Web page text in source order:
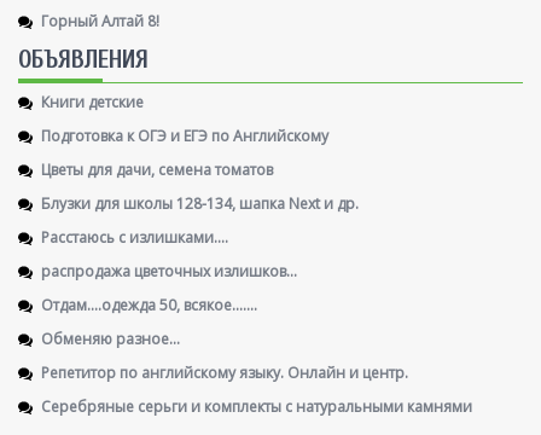
Горный Алтай 8!
ОБЪЯВЛЕНИЯ
Книги детские
Подготовка к ОГЭ и ЕГЭ по Английскому
Цветы для дачи, семена томатов
Блузки для школы 128-134, шапка Next и др.
Расстаюсь с излишками....
распродажа цветочных излишков...
Отдам....одежда 50, всякое.......
Обменяю разное...
Репетитор по английскому языку. Онлайн и центр.
Серебряные серьги и комплекты с натуральными камнями